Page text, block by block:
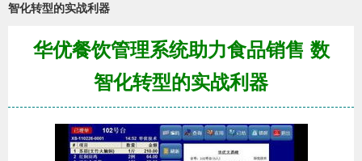
智化转型的实战利器
华优餐饮管理系统助力食品销售 数
智化转型的实战利器